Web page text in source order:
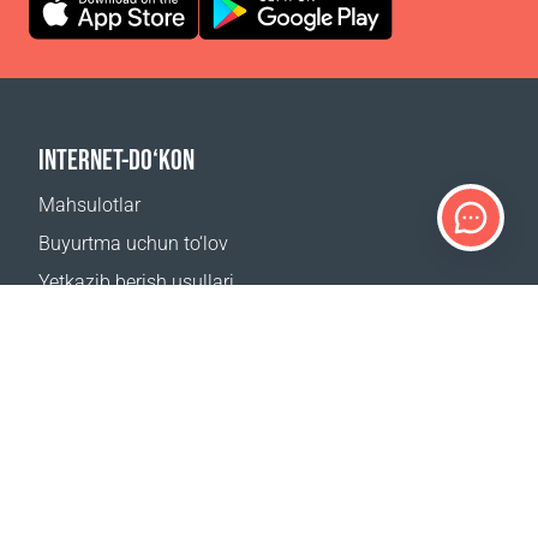
INTERNET-DO‘KON
Mahsulotlar
Buyurtma uchun to‘lov
Yetkazib berish usullari